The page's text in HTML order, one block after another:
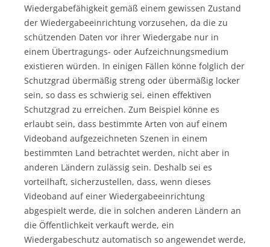
Wiedergabefähigkeit gemäß einem gewissen Zustand
der Wiedergabeeinrichtung vorzusehen, da die zu
schützenden Daten vor ihrer Wiedergabe nur in
einem Übertragungs- oder Aufzeichnungsmedium
existieren würden. In einigen Fällen könne folglich der
Schutzgrad übermäßig streng oder übermäßig locker
sein, so dass es schwierig sei, einen effektiven
Schutzgrad zu erreichen. Zum Beispiel könne es
erlaubt sein, dass bestimmte Arten von auf einem
Videoband aufgezeichneten Szenen in einem
bestimmten Land betrachtet werden, nicht aber in
anderen Ländern zulässig sein. Deshalb sei es
vorteilhaft, sicherzustellen, dass, wenn dieses
Videoband auf einer Wiedergabeeinrichtung
abgespielt werde, die in solchen anderen Ländern an
die Öffentlichkeit verkauft werde, ein
Wiedergabeschutz automatisch so angewendet werde,